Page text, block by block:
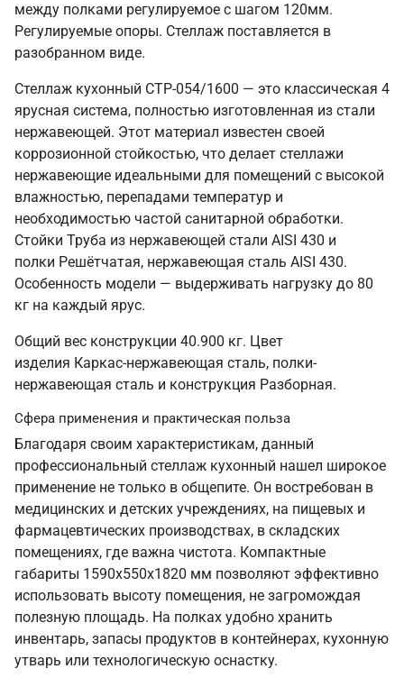
между полками регулируемое с шагом 120мм.
Регулируемые опоры. Стеллаж поставляется в
разобранном виде.
Стеллаж кухонный СТР-054/1600 — это классическая 4
ярусная система, полностью изготовленная из стали
нержавеющей. Этот материал известен своей
коррозионной стойкостью, что делает стеллажи
нержавеющие идеальными для помещений с высокой
влажностью, перепадами температур и
необходимостью частой санитарной обработки.
Стойки Труба из нержавеющей стали AISI 430 и
полки Решётчатая, нержавеющая сталь AISI 430.
Особенность модели — выдерживать нагрузку до 80
кг на каждый ярус.
Общий вес конструкции 40.900 кг. Цвет
изделия Каркас-нержавеющая сталь, полки-
нержавеющая сталь и конструкция Разборная.
Сфера применения и практическая польза
Благодаря своим характеристикам, данный
профессиональный стеллаж кухонный нашел широкое
применение не только в общепите. Он востребован в
медицинских и детских учреждениях, на пищевых и
фармацевтических производствах, в складских
помещениях, где важна чистота. Компактные
габариты 1590х550х1820 мм позволяют эффективно
использовать высоту помещения, не загромождая
полезную площадь. На полках удобно хранить
инвентарь, запасы продуктов в контейнерах, кухонную
утварь или технологическую оснастку.